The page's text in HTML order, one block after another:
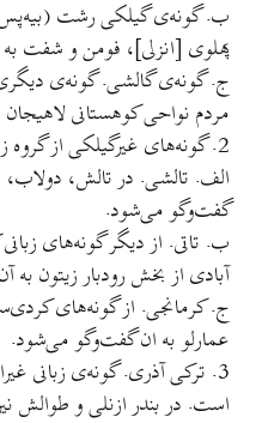
ب. گونه‌ی گيلکی رشت
پهلوی [انزلی]، فومن و شفت
ج. گونه‌ی گالشی. گونه‌ی
مردم نواحی کوهستانی
2. گونه‌های غيرگيلکی از گروه زبان‌های کرانه‌ی خزر.
الف. تالشی. در تالش، دولاب،
گفت‌وگو می‌شود.
ب. تاتی. از ديگر گونه‌های
آبادی از بخش رودبار زيتون
ج. کرمانجی. از گونه‌های
عمارلو به ان گفت‌وگو می‌شود.
3. ترکی آذری. گونه‌ی زبانی
است. در بندر ازنلی و طوالش